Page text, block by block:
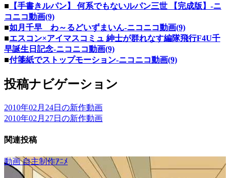
■ 【手書きルパン】 何系でもないルパン三世 【完成版】‐ニ
コニコ動画(9)
■如月千早 わ～るどいずまいん‐ニコニコ動画(9)
■エスコン×アイマスコミュ 紳士が群れなす編隊飛行F4U千
早誕生日記念‐ニコニコ動画(9)
■付箋紙でストップモーション‐ニコニコ動画(9)
投稿ナビゲーション
2010年02月24日の新作動画
2010年02月27日の新作動画
関連投稿
動画自主制作ｱﾆﾒ